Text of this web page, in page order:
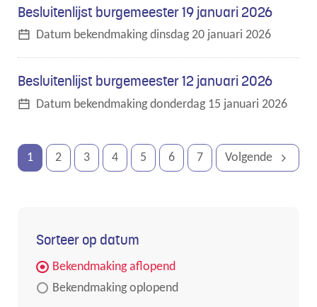
Besluitenlijst burgemeester 19 januari 2026
Datum bekendmakingdinsdag 20 januari 2026
Besluitenlijst burgemeester 12 januari 2026
Datum bekendmakingdonderdag 15 januari 2026
1 2 3 4 5 6 7 Volgende
Sorteer op datum
Bekendmaking aflopend
Bekendmaking oplopend